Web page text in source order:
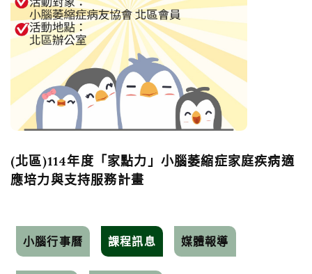
(北區)114年度「家點力」小腦萎縮症家庭疾病適
應培力與支持服務計畫
小腦行事曆 課程訊息 媒體報導